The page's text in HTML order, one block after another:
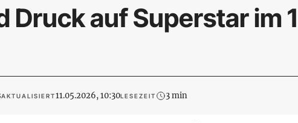
auf Superstar im
AKTUALISIERT11.05.2026, 10:30LESEZEIT 3 min